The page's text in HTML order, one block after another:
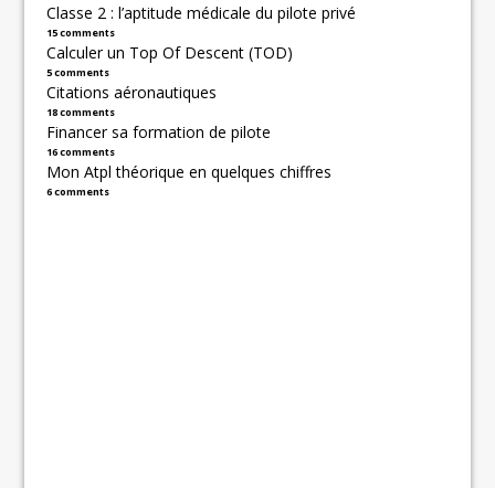
Classe 2 : l’aptitude médicale du pilote privé
15 comments
Calculer un Top Of Descent (TOD)
5 comments
Citations aéronautiques
18 comments
Financer sa formation de pilote
16 comments
Mon Atpl théorique en quelques chiffres
6 comments